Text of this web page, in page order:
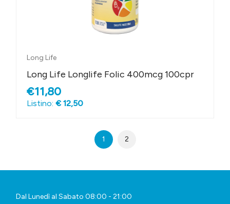
Long Life
Long Life Longlife Folic 400mcg 100cpr
€11,80
Listino: € 12,50
1 2
Dal Lunedì al Sabato 08:00 - 21:00